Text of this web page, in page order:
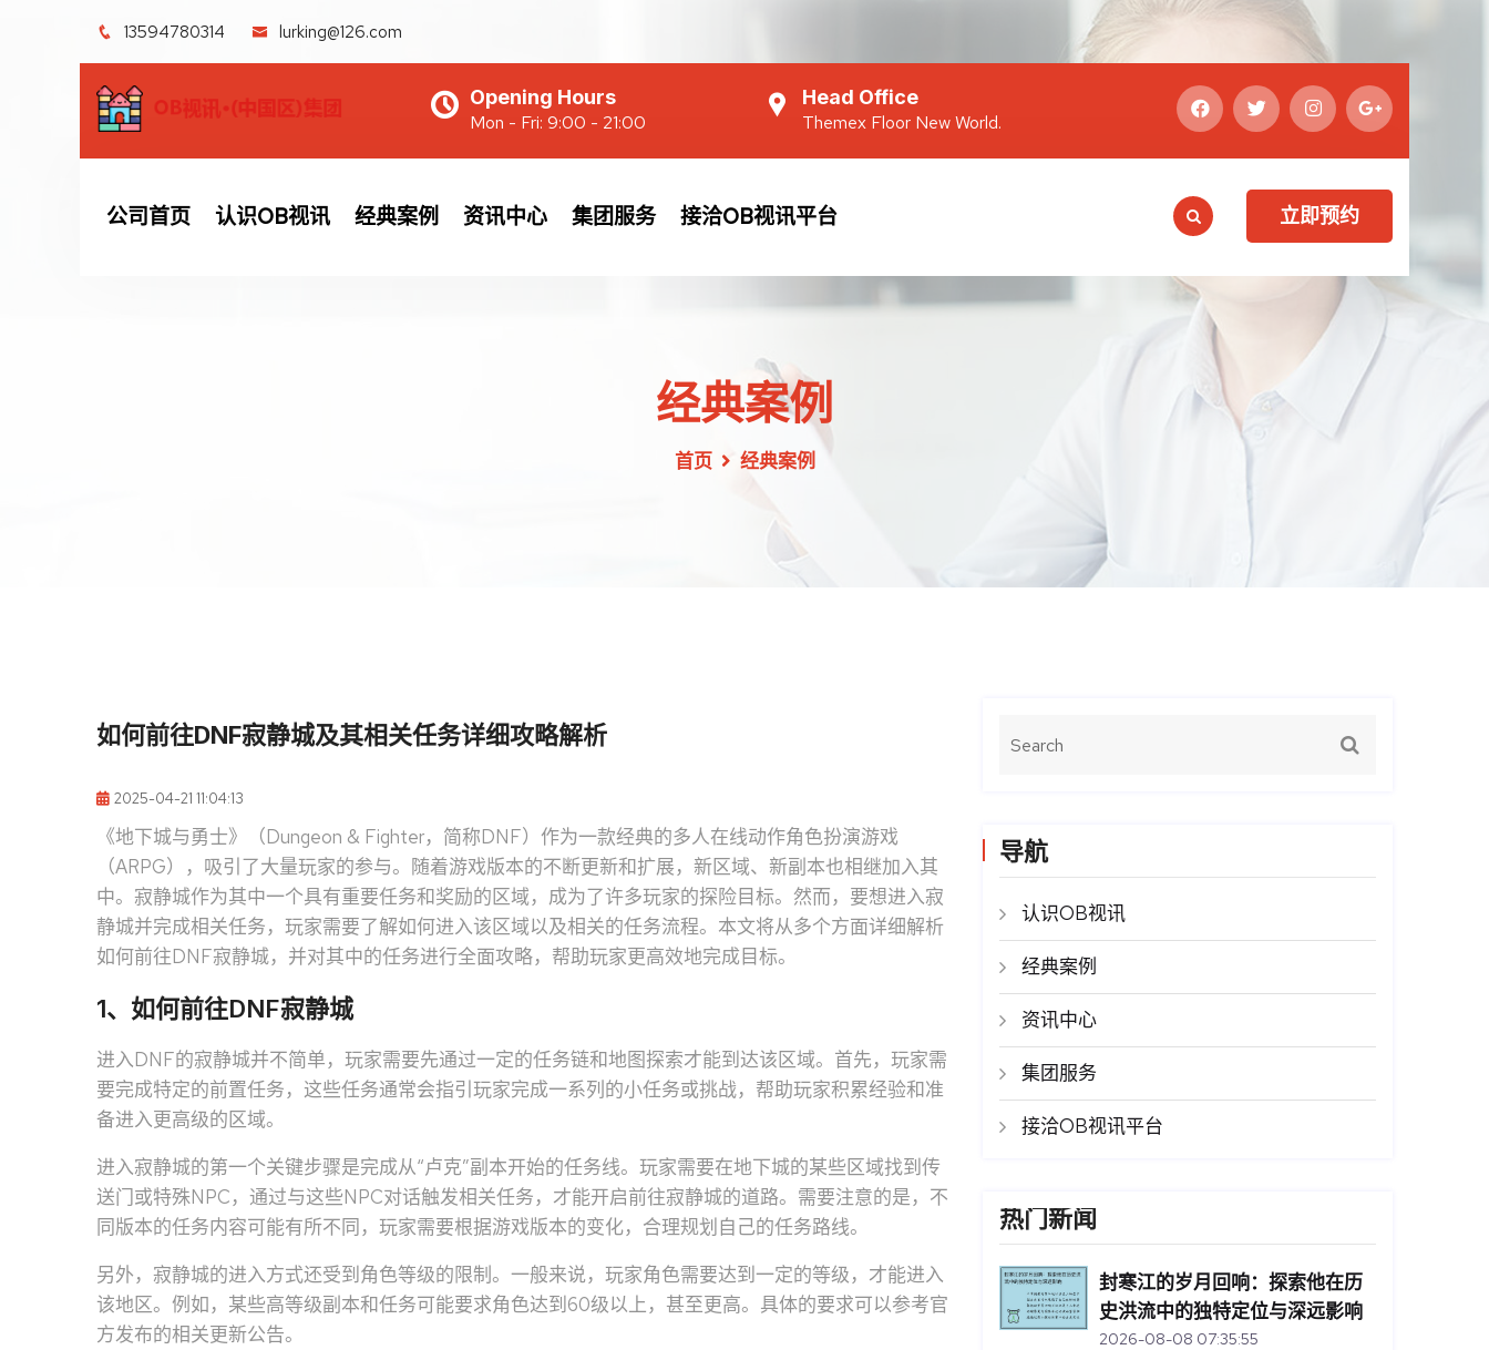
13594780314 lurking@126.com
Opening Hours
Mon - Fri: 9:00 - 21:00
Head Office
Themex Floor New World.
公司首页 认识OB视讯 经典案例 资讯中心 集团服务 接洽OB视讯平台 立即预约
经典案例
首页 经典案例
如何前往DNF寂静城及其相关任务详细攻略解析
2025-04-21 11:04:13
《地下城与勇士》（Dungeon & Fighter，简称DNF）作为一款经典的多人在线动作角色扮演游戏
（ARPG），吸引了大量玩家的参与。随着游戏版本的不断更新和扩展，新区域、新副本也相继加入其
中。寂静城作为其中一个具有重要任务和奖励的区域，成为了许多玩家的探险目标。然而，要想进入寂
静城并完成相关任务，玩家需要了解如何进入该区域以及相关的任务流程。本文将从多个方面详细解析
如何前往DNF寂静城，并对其中的任务进行全面攻略，帮助玩家更高效地完成目标。
1、如何前往DNF寂静城
进入DNF的寂静城并不简单，玩家需要先通过一定的任务链和地图探索才能到达该区域。首先，玩家需
要完成特定的前置任务，这些任务通常会指引玩家完成一系列的小任务或挑战，帮助玩家积累经验和准
备进入更高级的区域。
进入寂静城的第一个关键步骤是完成从“卢克”副本开始的任务线。玩家需要在地下城的某些区域找到传
送门或特殊NPC，通过与这些NPC对话触发相关任务，才能开启前往寂静城的道路。需要注意的是，不
同版本的任务内容可能有所不同，玩家需要根据游戏版本的变化，合理规划自己的任务路线。
另外，寂静城的进入方式还受到角色等级的限制。一般来说，玩家角色需要达到一定的等级，才能进入
该地区。例如，某些高等级副本和任务可能要求角色达到60级以上，甚至更高。具体的要求可以参考官
方发布的相关更新公告。
导航
认识OB视讯
经典案例
资讯中心
集团服务
接洽OB视讯平台
热门新闻
封寒江的岁月回响：探索他在历
史洪流中的独特定位与深远影响
2026-08-08 07:35:55